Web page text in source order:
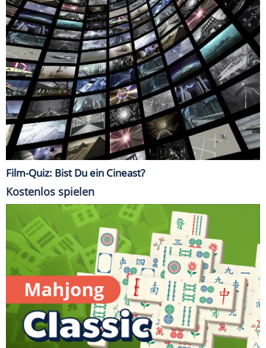
Film-Quiz: Bist Du ein Cineast?
Kostenlos spielen